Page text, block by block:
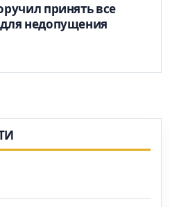
принять все
недопущения